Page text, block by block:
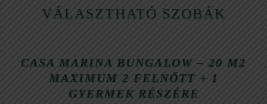
VÁLASZTHATÓ SZOBÁK
CASA MARINA BUNGALOW – 20 M2
MAXIMUM 2 FELNŐTT + 1
GYERMEK RÉSZÉRE